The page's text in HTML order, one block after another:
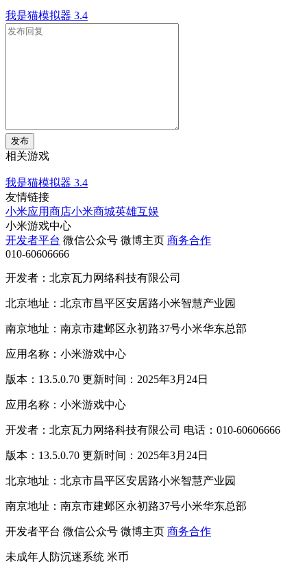
我是猫模拟器 3.4
发布
相关游戏
我是猫模拟器 3.4
友情链接
小米应用商店小米商城英雄互娱
小米游戏中心
开发者平台 微信公众号 微博主页 商务合作
010-60606666
开发者：北京瓦力网络科技有限公司
北京地址：北京市昌平区安居路小米智慧产业园
南京地址：南京市建邺区永初路37号小米华东总部
应用名称：小米游戏中心
版本：13.5.0.70 更新时间：2025年3月24日
应用名称：小米游戏中心
开发者：北京瓦力网络科技有限公司 电话：010-60606666
版本：13.5.0.70 更新时间：2025年3月24日
北京地址：北京市昌平区安居路小米智慧产业园
南京地址：南京市建邺区永初路37号小米华东总部
开发者平台 微信公众号 微博主页 商务合作
未成年人防沉迷系统 米币